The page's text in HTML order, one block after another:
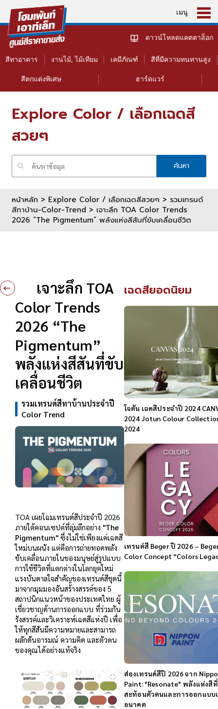
เมนู
สีทาอาคาร งานไม้, ไม้เทียม เคมีภัณฑ์ สีที่มีความทนทานสูง
สีตกแต่งพิเศษ ฮาร์ดแวร์
ดาวน์โหลดแคตตาล็อก
Explore Color / เลือกเฉดสี
สวยๆ
ค้นหา
หน้าหลัก > Explore Color / เลือกเฉดสีสวยๆ > รวมเทรนด์
สีทาบ้าน-Color-Trend > เจาะลึก TOA Color Trends
2026 “The Pigmentum” พลังแห่งสีสันที่ขับเคลื่อนชีวิต
เจาะลึก TOA
Color Trends
2026 “The
Pigmentum”
พลังแห่งสีสันที่ขับ
เคลื่อนชีวิต
รวมเทรนด์สีทาบ้านประจำปี
Color Trend
TOA เผยโฉมเทรนด์สีประจำปี 2026
ภายใต้คอนเซปต์ที่ลุ่มลึกอย่าง "The
Pigmentum" ซึ่งไม่ใช่เพียงแค่เฉดสี
ใหม่บนผนัง แต่คือการถ่ายทอดพลัง
ขับเคลื่อนภายในของมนุษย์สู่รูปแบบ
การใช้ชีวิตที่แตกต่างในโลกยุคใหม่
แรงบันดาลใจสำคัญของเทรนด์สีชุดนี้
มาจากมุมมองอันสร้างสรรค์ของ 5
สถาปนิกแนวหน้าของประเทศไทย ผู้
เชี่ยวชาญด้านการออกแบบ ที่ร่วมกัน
รังสรรค์และวิเคราะห์เฉดสีแห่งปี เพื่อ
ให้ทุกสีสันมีความหมายและสามารถ
ผลักดันอารมณ์ ความคิด และตัวตน
ของคุณได้อย่างแท้จริง
เฉดสียอดนิยม
โจตัน เฉดสีประจำปี 2024
2024 Jotun Colour
2024
เทรนด์สี Beger ปี 2026 –
Color Concept “Colors
ส่องเทรนด์สีปี 2026 จาก
Paint: "Resonate" พลังแห่งสีที่
สะท้อนตัวตนและการออกแบบ
อนาคต